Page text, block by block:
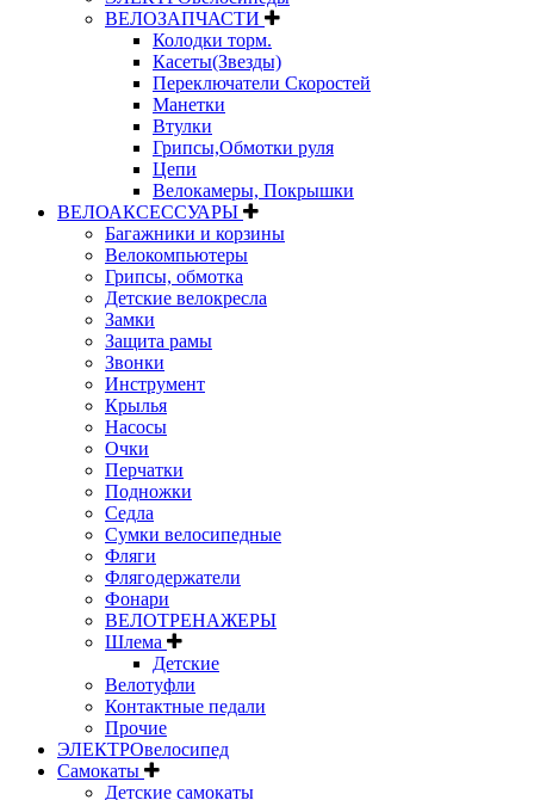
ВЕЛОЗАПЧАСТИ
Колодки торм.
Касеты(Звезды)
Переключатели Скоростей
Манетки
Втулки
Грипсы,Обмотки руля
Цепи
Велокамеры, Покрышки
ВЕЛОАКСЕССУАРЫ
Багажники и корзины
Велокомпьютеры
Грипсы, обмотка
Детские велокресла
Замки
Защита рамы
Звонки
Инструмент
Крылья
Насосы
Очки
Перчатки
Подножки
Седла
Сумки велосипедные
Фляги
Флягодержатели
Фонари
ВЕЛОТРЕНАЖЕРЫ
Шлема
Детские
Велотуфли
Контактные педали
Прочие
ЭЛЕКТРОвелосипед
Самокаты
Детские самокаты